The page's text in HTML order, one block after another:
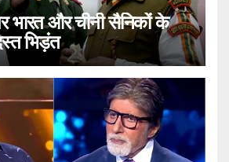
भारत और चीनी सैनिकों के
भिड़ंत